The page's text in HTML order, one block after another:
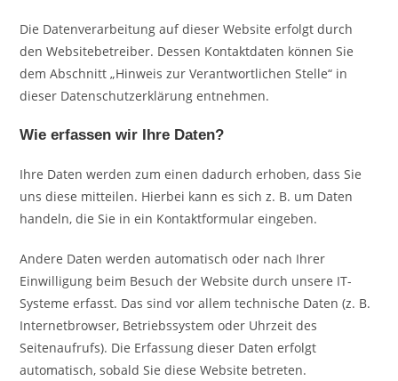
Die Datenverarbeitung auf dieser Website erfolgt durch
den Websitebetreiber. Dessen Kontaktdaten können Sie
dem Abschnitt „Hinweis zur Verantwortlichen Stelle“ in
dieser Datenschutzerklärung entnehmen.
Wie erfassen wir Ihre Daten?
Ihre Daten werden zum einen dadurch erhoben, dass Sie
uns diese mitteilen. Hierbei kann es sich z. B. um Daten
handeln, die Sie in ein Kontaktformular eingeben.
Andere Daten werden automatisch oder nach Ihrer
Einwilligung beim Besuch der Website durch unsere IT-
Systeme erfasst. Das sind vor allem technische Daten (z. B.
Internetbrowser, Betriebssystem oder Uhrzeit des
Seitenaufrufs). Die Erfassung dieser Daten erfolgt
automatisch, sobald Sie diese Website betreten.